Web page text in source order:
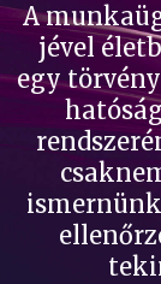
A
jével
egy